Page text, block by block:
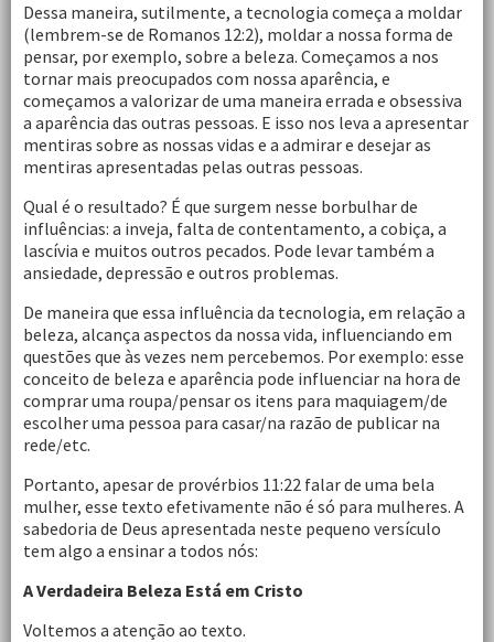
Dessa maneira, sutilmente, a tecnologia começa a moldar
(lembrem-se de Romanos 12:2), moldar a nossa forma de
pensar, por exemplo, sobre a beleza. Começamos a nos
tornar mais preocupados com nossa aparência, e
começamos a valorizar de uma maneira errada e obsessiva
a aparência das outras pessoas. E isso nos leva a apresentar
mentiras sobre as nossas vidas e a admirar e desejar as
mentiras apresentadas pelas outras pessoas.
Qual é o resultado? É que surgem nesse borbulhar de
influências: a inveja, falta de contentamento, a cobiça, a
lascívia e muitos outros pecados. Pode levar também a
ansiedade, depressão e outros problemas.
De maneira que essa influência da tecnologia, em relação a
beleza, alcança aspectos da nossa vida, influenciando em
questões que às vezes nem percebemos. Por exemplo: esse
conceito de beleza e aparência pode influenciar na hora de
comprar uma roupa/pensar os itens para maquiagem/de
escolher uma pessoa para casar/na razão de publicar na
rede/etc.
Portanto, apesar de provérbios 11:22 falar de uma bela
mulher, esse texto efetivamente não é só para mulheres. A
sabedoria de Deus apresentada neste pequeno versículo
tem algo a ensinar a todos nós:
A Verdadeira Beleza Está em Cristo
Voltemos a atenção ao texto.